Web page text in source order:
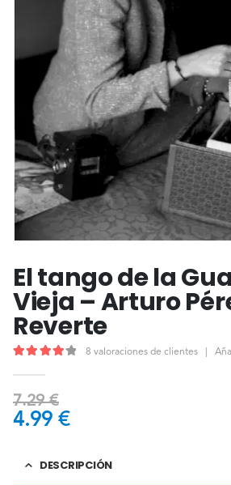
El tango de la
Vieja – Arturo
Reverte
8 valoraciones de clientes
7.29€
4.99 €
DESCRIPCIÓN